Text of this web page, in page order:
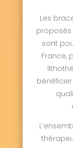
Les
sont
France,